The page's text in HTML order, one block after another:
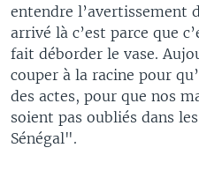
entendre l’avertissement
arrivé là c’est parce que
fait déborder le vase.
couper à la racine pour
des actes, pour que nos
soient pas oubliés dans
Sénégal".